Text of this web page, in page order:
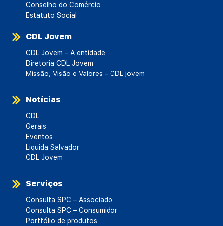
Conselho do Comércio
Estatuto Social
CDL Jovem
CDL Jovem – A entidade
Diretoria CDL Jovem
Missão, Visão e Valores – CDL jovem
Notícias
CDL
Gerais
Eventos
Liquida Salvador
CDL Jovem
Serviços
Consulta SPC – Associado
Consulta SPC – Consumidor
Portfólio de produtos